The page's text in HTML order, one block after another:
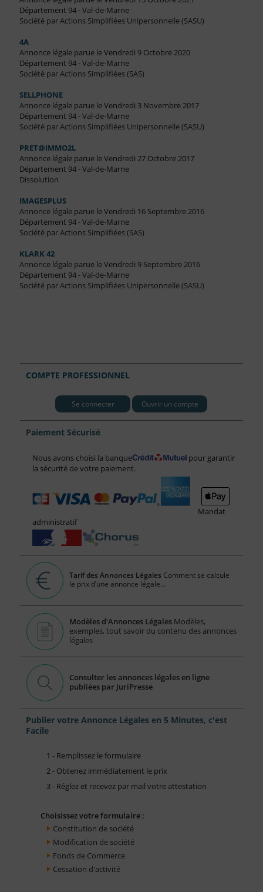
Département 94 - Val-de-Marne
Société par Actions Simplifiées Unipersonnelle (SASU)
4A
Annonce légale parue le Vendredi 9 Octobre 2020
Département 94 - Val-de-Marne
Société par Actions Simplifiées (SAS)
SELLPHONE
Annonce légale parue le Vendredi 3 Novembre 2017
Département 94 - Val-de-Marne
Société par Actions Simplifiées Unipersonnelle (SASU)
PRET@IMMO2L
Annonce légale parue le Vendredi 27 Octobre 2017
Département 94 - Val-de-Marne
Dissolution
IMAGESPLUS
Annonce légale parue le Vendredi 16 Septembre 2016
Département 94 - Val-de-Marne
Société par Actions Simplifiées (SAS)
KLARK 42
Annonce légale parue le Vendredi 9 Septembre 2016
Département 94 - Val-de-Marne
Société par Actions Simplifiées Unipersonnelle (SASU)
COMPTE PROFESSIONNEL
Se connecter Ouvrir un compte
Paiement Sécurisé
Nous avons choisi la banque
pour garantir
la sécurité de votre paiement.
Mandat
administratif
Tarif des Annonces Légales Comment se calcule
le prix d’une annonce légale...
Modèles d'Annonces Légales Modèles,
exemples, tout savoir du contenu des annonces
légales
Consulter les annonces légales en ligne
publiées par JuriPresse
Publier votre Annonce Légales en 5 Minutes, c'est
Facile
1 - Remplissez le formulaire
2 - Obtenez immédiatement le prix
3 - Réglez et recevez par mail votre attestation
Choisissez votre formulaire :
Constitution de société
Modification de société
Fonds de Commerce
Cessation d'activité